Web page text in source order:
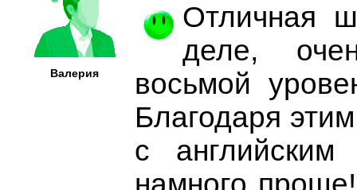
Валерия
Отличная
деле,
восьмой
Благодаря
с английским